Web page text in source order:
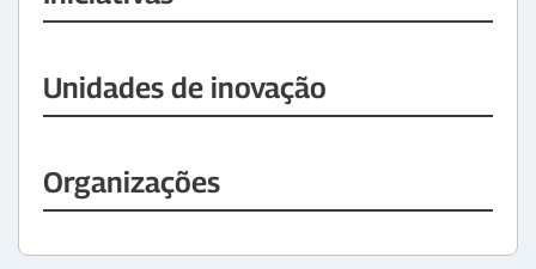
Unidades de inovação
Organizações